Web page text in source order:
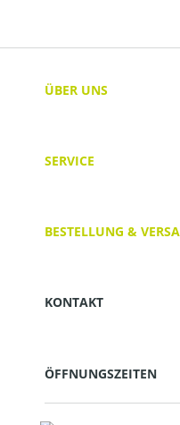
ÜBER UNS
SERVICE
BESTELLUNG &
KONTAKT
ÖFFNUNGSZEITEN